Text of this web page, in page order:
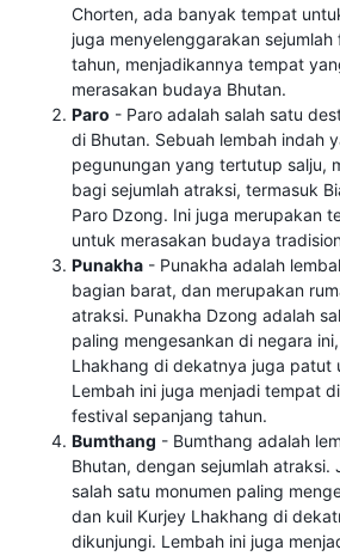
Chorten, ada banyak tempat
juga menyelenggarakan
tahun, menjadikannya tempat
merasakan budaya Bhutan.
Paro - Paro adalah salah satu
di Bhutan. Sebuah lembah indah
pegunungan yang tertutup salju,
bagi sejumlah atraksi, termasuk
Paro Dzong. Ini juga merupakan
untuk merasakan budaya
Punakha - Punakha adalah
bagian barat, dan merupakan
atraksi. Punakha Dzong adalah
paling mengesankan di negara
Lhakhang di dekatnya juga patut
Lembah ini juga menjadi tempat
festival sepanjang tahun.
Bumthang - Bumthang adalah
Bhutan, dengan sejumlah atraksi.
salah satu monumen paling
dan kuil Kurjey Lhakhang di
dikunjungi. Lembah ini juga